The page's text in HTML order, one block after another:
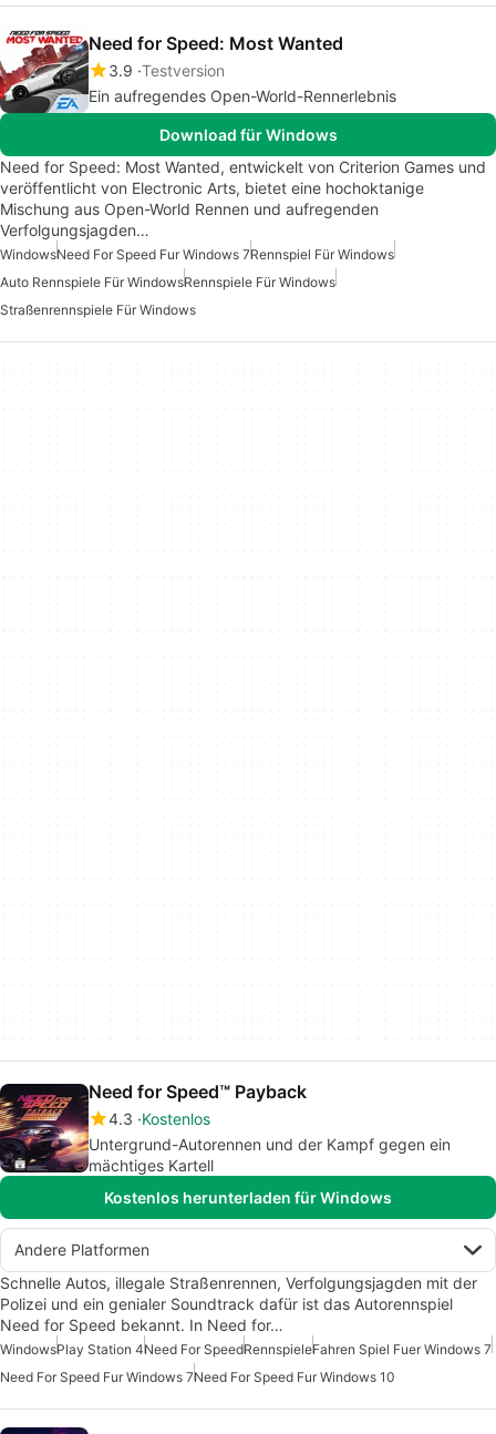
Need for Speed: Most Wanted
3.9 Testversion
Ein aufregendes Open-World-Rennerlebnis
Download für Windows
Need for Speed: Most Wanted, entwickelt von Criterion Games und
veröffentlicht von Electronic Arts, bietet eine hochoktanige
Mischung aus Open-World Rennen und aufregenden
Verfolgungsjagden…
WindowsNeed For Speed Fur Windows 7Rennspiel Für Windows
Auto Rennspiele Für WindowsRennspiele Für Windows
Straßenrennspiele Für Windows
Need for Speed™ Payback
4.3 Kostenlos
Untergrund-Autorennen und der Kampf gegen ein
mächtiges Kartell
Kostenlos herunterladen für Windows
Andere Platformen
Schnelle Autos, illegale Straßenrennen, Verfolgungsjagden mit der
Polizei und ein genialer Soundtrack dafür ist das Autorennspiel
Need for Speed bekannt. In Need for…
WindowsPlay Station 4Need For SpeedRennspieleFahren Spiel Fuer Windows 7
Need For Speed Fur Windows 7Need For Speed Fur Windows 10